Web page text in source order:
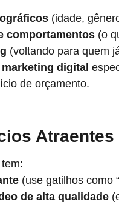
(idade,
comportamentos (o
(voltando para quem
digital
de orçamento.
(use gatilhos como
de alta qualidade